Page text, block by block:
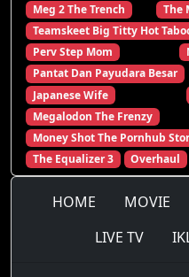
Meg 2 The Trench
The
Teamskeet Big Titty Hot
Perv Step Mom
Pantat Dan Payudara Besar
Japanese Wife
Megalodon The Frenzy
Money Shot The Pornhub
The Equalizer 3
Overhaul
HOME MOVIE
LIVE TV